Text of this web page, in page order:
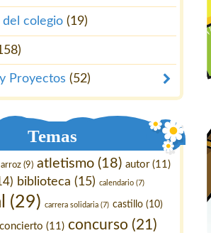
del colegio (19)
Proyectos (52)
Temas
arroz (9) atletismo (18) autor(11)
biblioteca (15) calendario (7)
(29) carrera solidaria (7) castillo (10)
concierto (11) concurso (21)